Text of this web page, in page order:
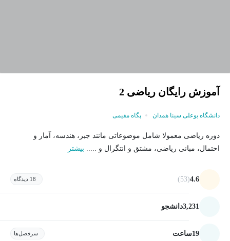
آموزش رایگان ریاضی 2
دانشگاه بوعلی سینا همدان پگاه مقیمی
دوره ریاضی معمولا شامل موضوعاتی مانند جبر، هندسه، آمار و
احتمال، مبانی ریاضی، مشتق و انتگرال و ..... بیشتر
4.6
(53) 18 دیدگاه
3,231دانشجو
19ساعت سرفصل‌ها